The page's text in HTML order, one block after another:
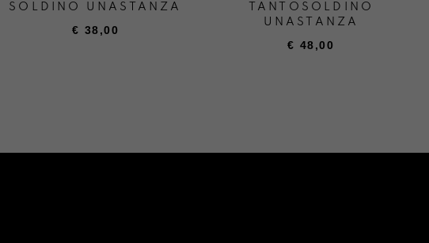
SOLDINO UNASTANZA
€ 38,00
TANTOSOLDINO
UNASTANZA
€ 48,00